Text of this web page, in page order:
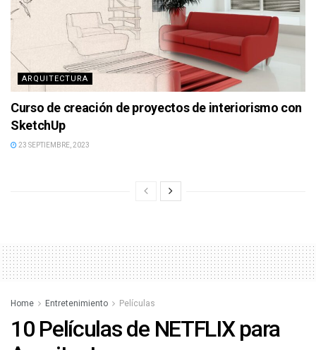
ARQUITECTURA
Curso de creación de proyectos de interiorismo con
SketchUp
23 SEPTIEMBRE, 2023
Home Entretenimiento Películas
10 Películas de NETFLIX para